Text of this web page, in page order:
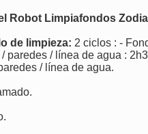
Robot Limpiafondos
de limpieza: 2 ciclos : -
paredes / línea de agua :
/ línea de agua.